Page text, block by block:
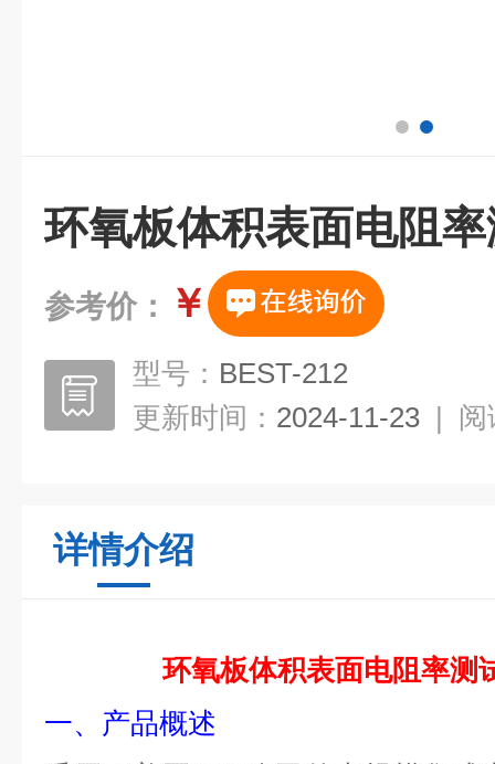
环氧板体积表面电阻
参考价： ￥
型号： BEST-212
更新时间： 2024-11-23 | 阅
详情介绍
环氧板体积表面电阻率测
一、产品概述